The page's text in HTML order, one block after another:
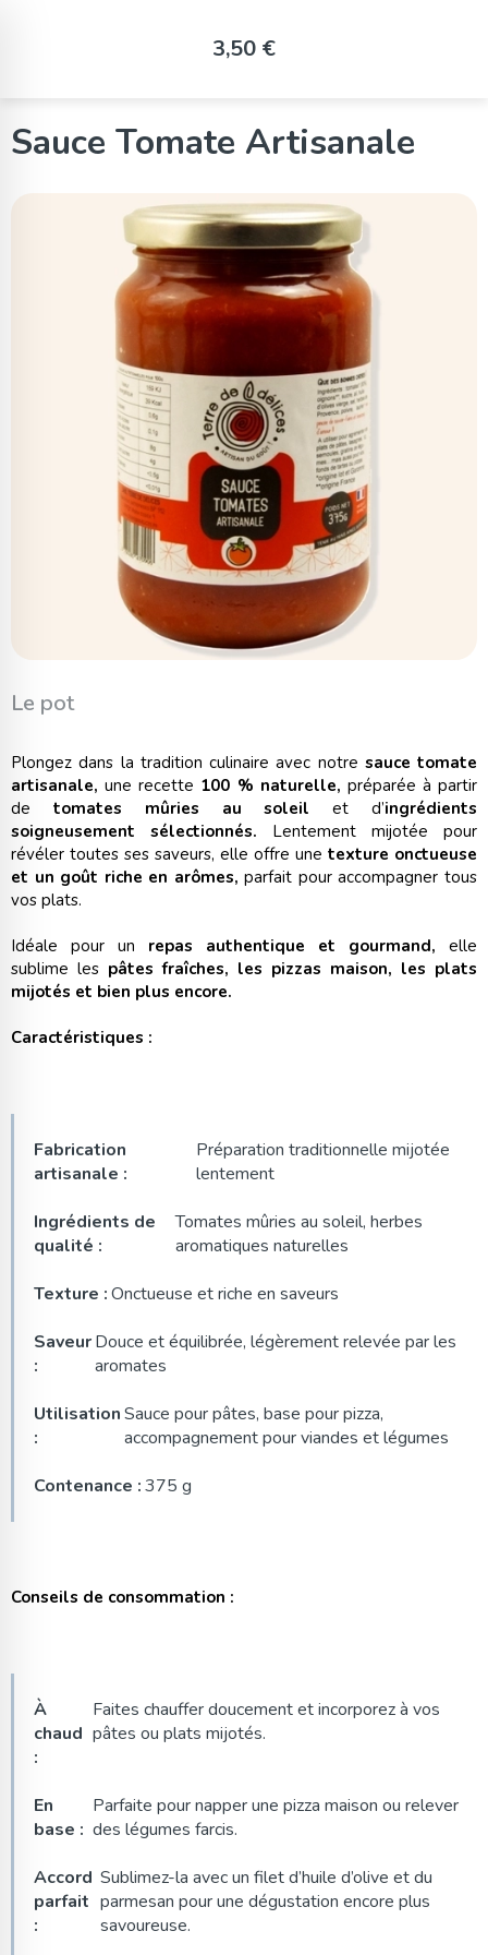
Sauce Tomate Artisanale
Le pot
3,50 €
Plongez dans la tradition culinaire avec notre sauce tomate
artisanale, une recette 100 % naturelle, préparée à partir
de tomates mûries au soleil et d’ingrédients
soigneusement sélectionnés. Lentement mijotée pour
révéler toutes ses saveurs, elle offre une texture onctueuse
et un goût riche en arômes, parfait pour accompagner tous
vos plats.
Idéale pour un repas authentique et gourmand, elle
sublime les pâtes fraîches, les pizzas maison, les plats
mijotés et bien plus encore.
Caractéristiques :
Fabrication
artisanale :
Préparation traditionnelle mijotée
lentement
Ingrédients de
qualité :
Tomates mûries au soleil, herbes
aromatiques naturelles
Texture :Onctueuse et riche en saveurs
Saveur
:
Douce et équilibrée, légèrement relevée par les
aromates
Utilisation
:
Sauce pour pâtes, base pour pizza,
accompagnement pour viandes et légumes
Contenance :375 g
Conseils de consommation :
À
chaud
:
Faites chauffer doucement et incorporez à vos
pâtes ou plats mijotés.
En
base :
Parfaite pour napper une pizza maison ou relever
des légumes farcis.
Accord
parfait
:
Sublimez-la avec un filet d’huile d’olive et du
parmesan pour une dégustation encore plus
savoureuse.